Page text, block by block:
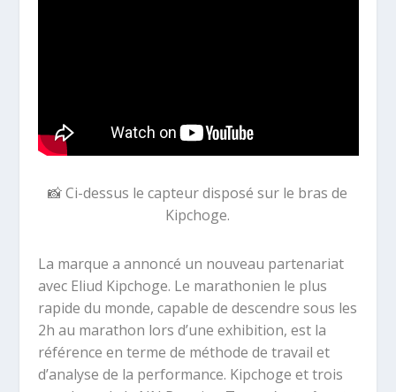
📸 Ci-dessus le capteur disposé sur le bras de
Kipchoge.
La marque a annoncé un nouveau partenariat
avec Eliud Kipchoge. Le marathonien le plus
rapide du monde, capable de descendre sous les
2h au marathon lors d’une exhibition, est la
référence en terme de méthode de travail et
d’analyse de la performance. Kipchoge et trois